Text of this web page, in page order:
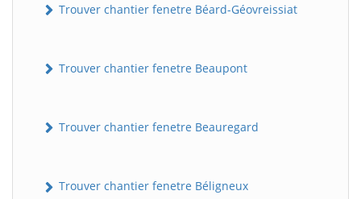
Trouver chantier fenetre Béard-Géovreissiat
Trouver chantier fenetre Beaupont
Trouver chantier fenetre Beauregard
Trouver chantier fenetre Béligneux